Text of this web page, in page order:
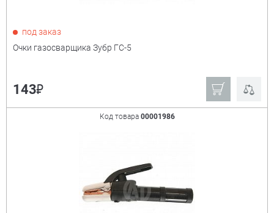
под заказ
Очки газосварщика Зубр ГС-5
143₽
Код товара 00001986